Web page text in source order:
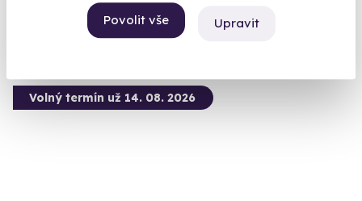
Povolit vše Upravit
3 999 Kč
Volný termín už 14. 08. 2026